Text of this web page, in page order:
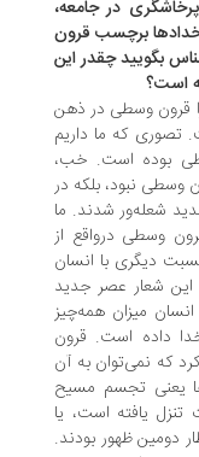
در جامعه،
برچسب قرون
چقدر این
وسطی در ذهن
که ما داریم
است. خب،
بلکه در
شدند. ما
درواقع از
با انسان
عصر جدید
همه‌چیز
است. قرون
به آن
تجسم مسیح
است، یا
ظهور بودند.